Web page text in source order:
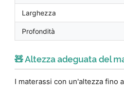
Larghezza
Profondità
🧸 Altezza adeguata del
I materassi con un'altezza fino a